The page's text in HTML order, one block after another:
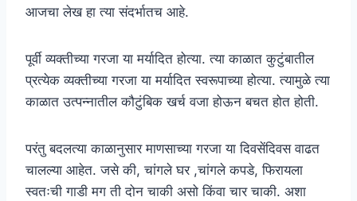
आजचा लेख हा त्या संदर्भातच आहे.
पूर्वी व्यक्तीच्या गरजा या मर्यादित होत्या. त्या काळात कुटुंबातील
प्रत्येक व्यक्तीच्या गरजा या मर्यादित स्वरूपाच्या होत्या. त्यामुळे त्या
काळात उत्पन्नातील कौटुंबिक खर्च वजा होऊन बचत होत होती.
परंतु बदलत्या काळानुसार माणसाच्या गरजा या दिवसेंदिवस वाढत
चालल्या आहेत. जसे की, चांगले घर ,चांगले कपडे, फिरायला
स्वतःची गाडी मग ती दोन चाकी असो किंवा चार चाकी. अशा